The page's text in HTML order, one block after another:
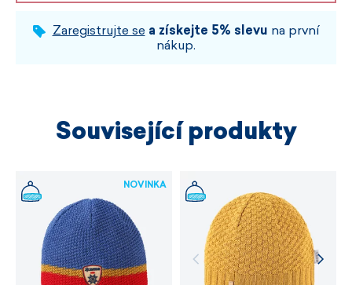
Zaregistrujte se a získejte 5% slevu na první
nákup.
Související produkty
NOVINKA